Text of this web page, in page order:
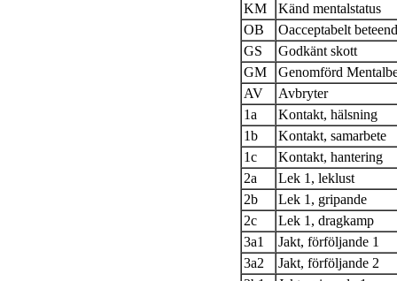
KM
Känd mentalstatus
OB
Oacceptabelt
GS
Godkänt skott
GM
Genomförd
AV
Avbryter
1a
Kontakt, hälsning
1b
Kontakt, samarbete
1c
Kontakt, hantering
2a
Lek 1, leklust
2b
Lek 1, gripande
2c
Lek 1, dragkamp
3a1
Jakt, förföljande 1
3a2
Jakt, förföljande 2